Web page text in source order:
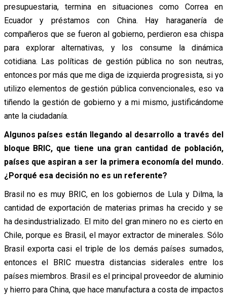
presupuestaria, termina en situaciones como Correa en
Ecuador y préstamos con China. Hay haraganería de
compañeros que se fueron al gobierno, perdieron esa chispa
para explorar alternativas, y los consume la dinámica
cotidiana. Las políticas de gestión pública no son neutras,
entonces por más que me diga de izquierda progresista, si yo
utilizo elementos de gestión pública convencionales, eso va
tiñendo la gestión de gobierno y a mi mismo, justificándome
ante la ciudadanía.
Algunos países están llegando al desarrollo a través del
bloque BRIC, que tiene una gran cantidad de población,
países que aspiran a ser la primera economía del mundo.
¿Porqué esa decisión no es un referente?
Brasil no es muy BRIC, en los gobiernos de Lula y Dilma, la
cantidad de exportación de materias primas ha crecido y se
ha desindustrializado. El mito del gran minero no es cierto en
Chile, porque es Brasil, el mayor extractor de minerales. Sólo
Brasil exporta casi el triple de los demás países sumados,
entonces el BRIC muestra distancias siderales entre los
países miembros. Brasil es el principal proveedor de aluminio
y hierro para China, que hace manufactura a costa de impactos